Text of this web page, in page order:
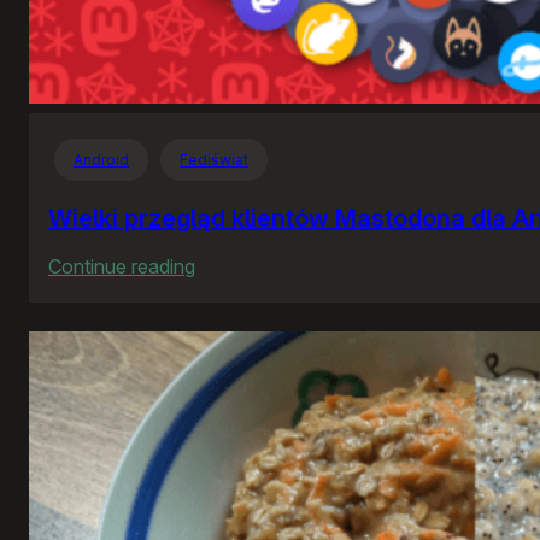
Android Fediświat
Wielki przegląd klientów Mastodona dla
Continue reading
przegląd
klientów
Mastodona
dla
Androida